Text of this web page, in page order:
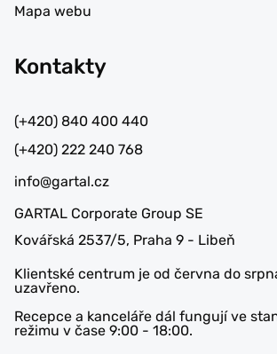
Mapa webu
Kontakty
(+420) 840 400 440
(+420) 222 240 768
info@gartal.cz
GARTAL Corporate Group SE
Kovářská 2537/5, Praha 9 - Libeň
Klientské centrum je od června do
uzavřeno.
Recepce a kanceláře dál fungují ve
režimu v čase 9:00 - 18:00.